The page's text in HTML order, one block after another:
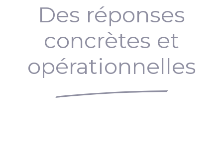
Des réponses
concrètes et
opérationnelles